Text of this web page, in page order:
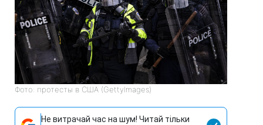
Фото: протесты в США (GettyImages)
Не витрачай час на шум! Читай тільки